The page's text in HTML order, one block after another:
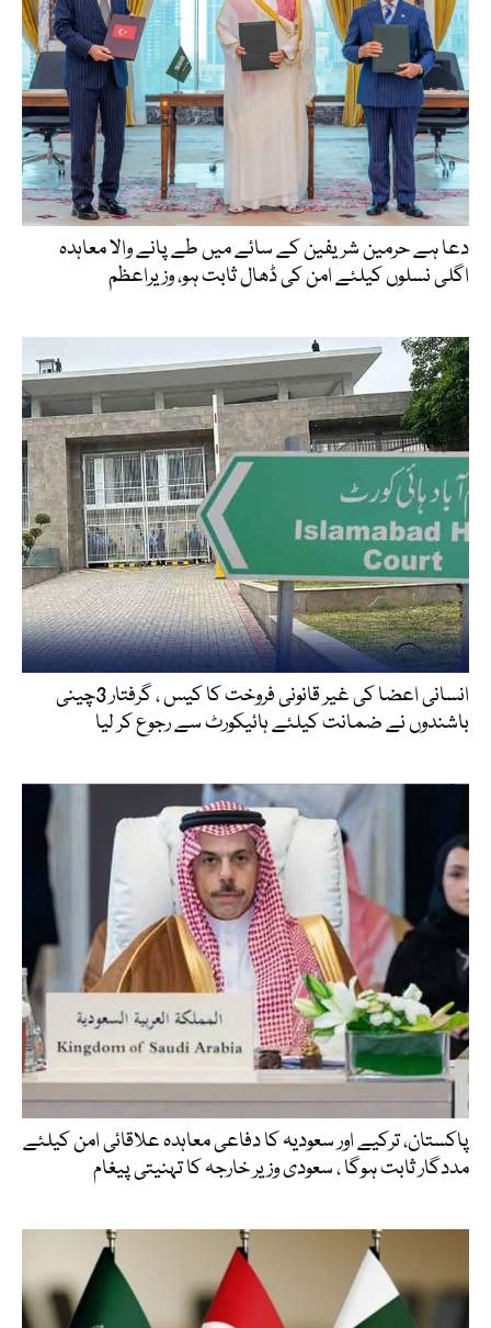
دعا ہے حرمین شریفین کے سائے میں طے پانے والا معاہدہ
اگلی نسلوں کیلئے امن کی ڈھال ثابت ہو، وزیراعظم
انسانی اعضا کی غیر قانونی فروخت کا کیس ، گرفتار 3چینی
باشندوں نے ضمانت کیلئے ہائیکورٹ سے رجوع کر لیا
پاکستان، ترکیے اور سعودیہ کا دفاعی معاہدہ علاقائی امن کیلئے
مددگار ثابت ہوگا ، سعودی وزیر خارجہ کا تہنیتی پیغام